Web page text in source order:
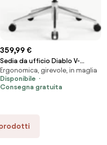
359,99 €
Sedia da ufficio Diablo V-
Commander: Nero-Nero
Ergonomica, girevole, in maglia
Disponibile
Consegna gratuita